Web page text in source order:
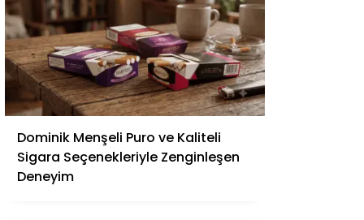
Dominik Menşeli Puro ve Kaliteli
Sigara Seçenekleriyle Zenginleşen
Deneyim
Adana
Adıyaman
Afyonkarahisar